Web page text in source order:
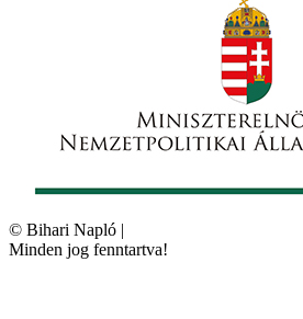
© Bihari Napló |
Minden jog fenntartva!